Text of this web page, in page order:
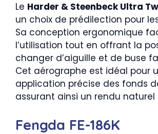
Le Harder & Steenbeck Ultra
un choix de prédilection pour
Sa conception ergonomique
l’utilisation tout en offrant la
changer d’aiguille et de buse
Cet aérographe est idéal pour
application précise des fonds
assurant ainsi un rendu
Fengda FE-186K